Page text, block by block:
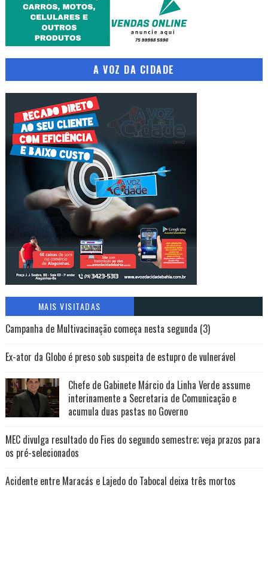
A VOZ DA CIDADE
MAIS VISITADAS
Campanha de Multivacinação começa nesta segunda (3)
Ex-ator da Globo é preso sob suspeita de estupro de vulnerável
Chefe de Gabinete Márcio da Linha Verde assume
interinamente a Secretaria de Comunicação e
acumula duas pastas no Governo
MEC divulga resultado do Fies do segundo semestre; veja prazos para
os pré-selecionados
Acidente entre Maracás e Lajedo do Tabocal deixa três mortos